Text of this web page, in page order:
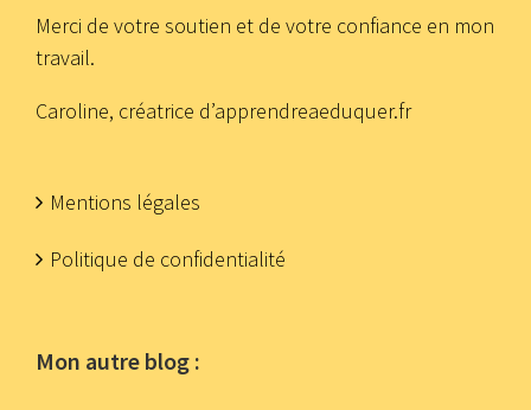
Merci de votre soutien et de votre confiance en mon
travail.
Caroline, créatrice d’apprendreaeduquer.fr
Mentions légales
Politique de confidentialité
Mon autre blog :